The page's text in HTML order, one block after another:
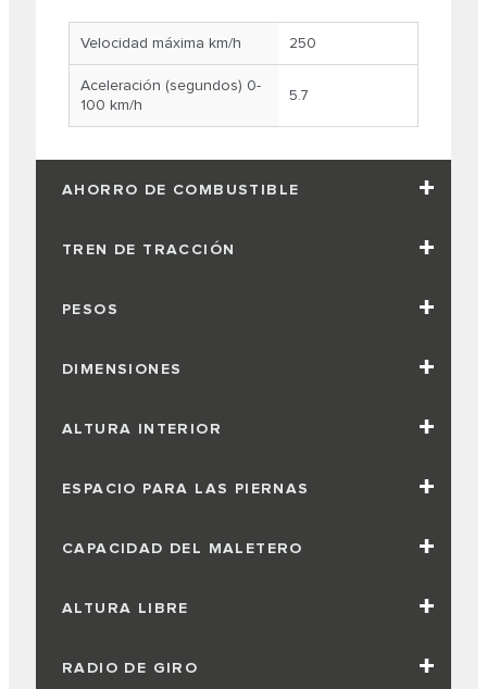
Velocidad máxima km/h 250
Aceleración (segundos) 0-
100 km/h
5.7
AHORRO DE COMBUSTIBLE
TREN DE TRACCIÓN
PESOS
DIMENSIONES
ALTURA INTERIOR
ESPACIO PARA LAS PIERNAS
CAPACIDAD DEL MALETERO
ALTURA LIBRE
RADIO DE GIRO